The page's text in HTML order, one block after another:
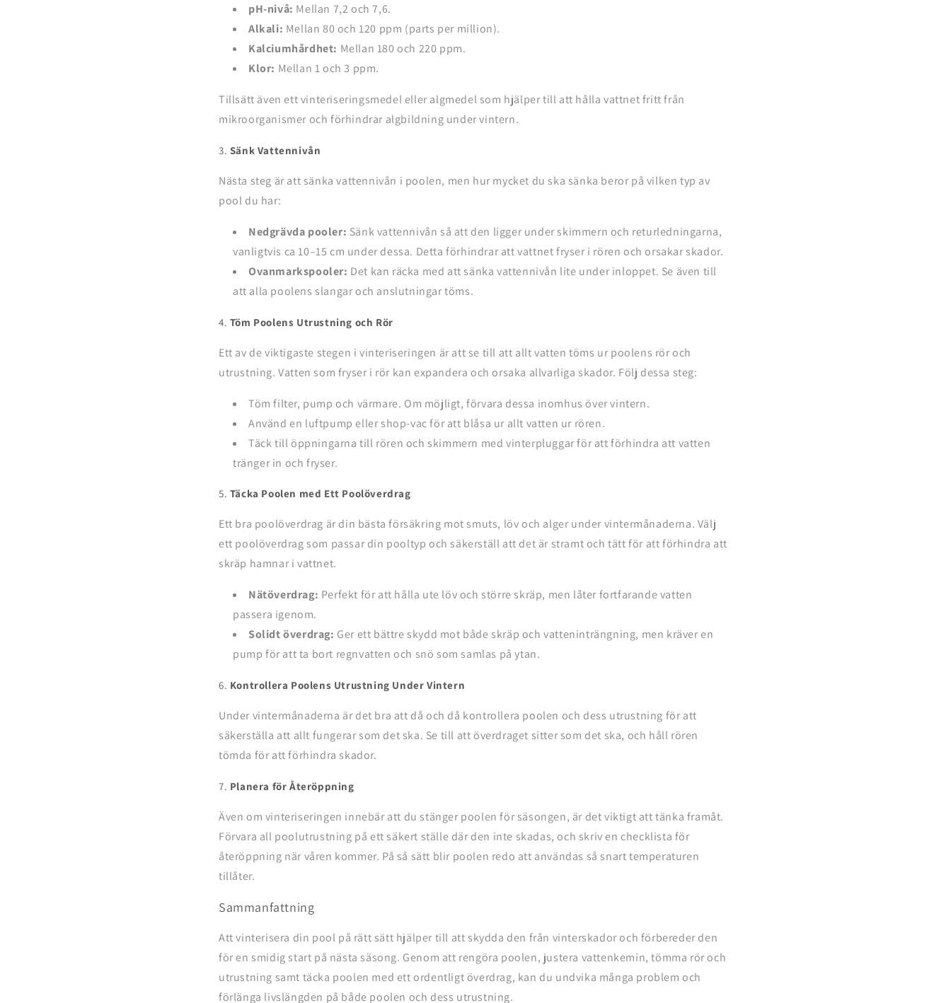
pH-nivå: Mellan 7,2 och 7,6.
Alkali: Mellan 80 och 120 ppm (parts per million).
Kalciumhårdhet: Mellan 180 och 220 ppm.
Klor: Mellan 1 och 3 ppm.
Tillsätt även ett vinteriseringsmedel eller algmedel som hjälper till att hålla vattnet fritt från
mikroorganismer och förhindrar algbildning under vintern.
3. Sänk Vattennivån
Nästa steg är att sänka vattennivån i poolen, men hur mycket du ska sänka beror på vilken typ av
pool du har:
Nedgrävda pooler: Sänk vattennivån så att den ligger under skimmern och returledningarna,
vanligtvis ca 10–15 cm under dessa. Detta förhindrar att vattnet fryser i rören och orsakar skador.
Ovanmarkspooler: Det kan räcka med att sänka vattennivån lite under inloppet. Se även till
att alla poolens slangar och anslutningar töms.
4. Töm Poolens Utrustning och Rör
Ett av de viktigaste stegen i vinteriseringen är att se till att allt vatten töms ur poolens rör och
utrustning. Vatten som fryser i rör kan expandera och orsaka allvarliga skador. Följ dessa steg:
Töm filter, pump och värmare. Om möjligt, förvara dessa inomhus över vintern.
Använd en luftpump eller shop-vac för att blåsa ur allt vatten ur rören.
Täck till öppningarna till rören och skimmern med vinterpluggar för att förhindra att vatten
tränger in och fryser.
5. Täcka Poolen med Ett Poolöverdrag
Ett bra poolöverdrag är din bästa försäkring mot smuts, löv och alger under vintermånaderna. Välj
ett poolöverdrag som passar din pooltyp och säkerställ att det är stramt och tätt för att förhindra att
skräp hamnar i vattnet.
Nätöverdrag: Perfekt för att hålla ute löv och större skräp, men låter fortfarande vatten
passera igenom.
Solidt överdrag: Ger ett bättre skydd mot både skräp och vatteninträngning, men kräver en
pump för att ta bort regnvatten och snö som samlas på ytan.
6. Kontrollera Poolens Utrustning Under Vintern
Under vintermånaderna är det bra att då och då kontrollera poolen och dess utrustning för att
säkerställa att allt fungerar som det ska. Se till att överdraget sitter som det ska, och håll rören
tömda för att förhindra skador.
7. Planera för Återöppning
Även om vinteriseringen innebär att du stänger poolen för säsongen, är det viktigt att tänka framåt.
Förvara all poolutrustning på ett säkert ställe där den inte skadas, och skriv en checklista för
återöppning när våren kommer. På så sätt blir poolen redo att användas så snart temperaturen
tillåter.
Sammanfattning
Att vinterisera din pool på rätt sätt hjälper till att skydda den från vinterskador och förbereder den
för en smidig start på nästa säsong. Genom att rengöra poolen, justera vattenkemin, tömma rör och
utrustning samt täcka poolen med ett ordentligt överdrag, kan du undvika många problem och
förlänga livslängden på både poolen och dess utrustning.